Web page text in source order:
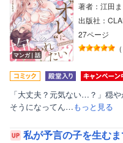
マンガ｜話
著者：江田ま
出版社：
27ページ
（
「大丈夫？元気ない…？」穏
そうになってん…もっと見る
私が予言の子を生むまで